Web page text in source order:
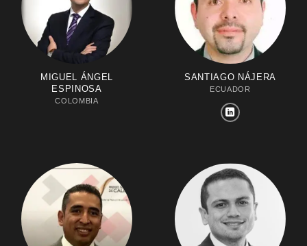
MIGUEL ÁNGEL
ESPINOSA
COLOMBIA
SANTIAGO NÁJERA
ECUADOR